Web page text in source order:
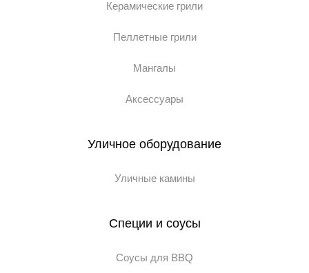
Керамические грили
Пеллетные грили
Мангалы
Аксессуары
Уличное оборудование
Уличные камины
Специи и соусы
Соусы для BBQ